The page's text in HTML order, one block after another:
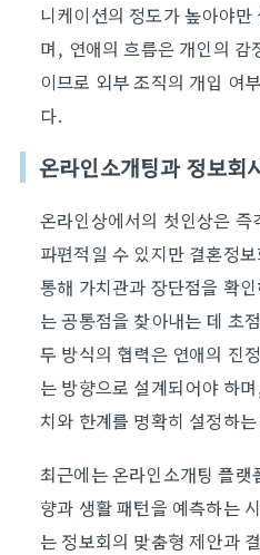
니케이션의 정도가 높아야만
며, 연애의 흐름은 개인의 감
이므로 외부 조직의 개입 여
다.
온라인소개팅과 정보회
온라인상에서의 첫인상은
파편적일 수 있지만 결혼정
통해 가치관과 장단점을 확
는 공통점을 찾아내는 데 초
두 방식의 협력은 연애의 진
는 방향으로 설계되어야 하
치와 한계를 명확히 설정하
최근에는 온라인소개팅 플
향과 생활 패턴을 예측하는
는 정보회의 맞춤형 제안과